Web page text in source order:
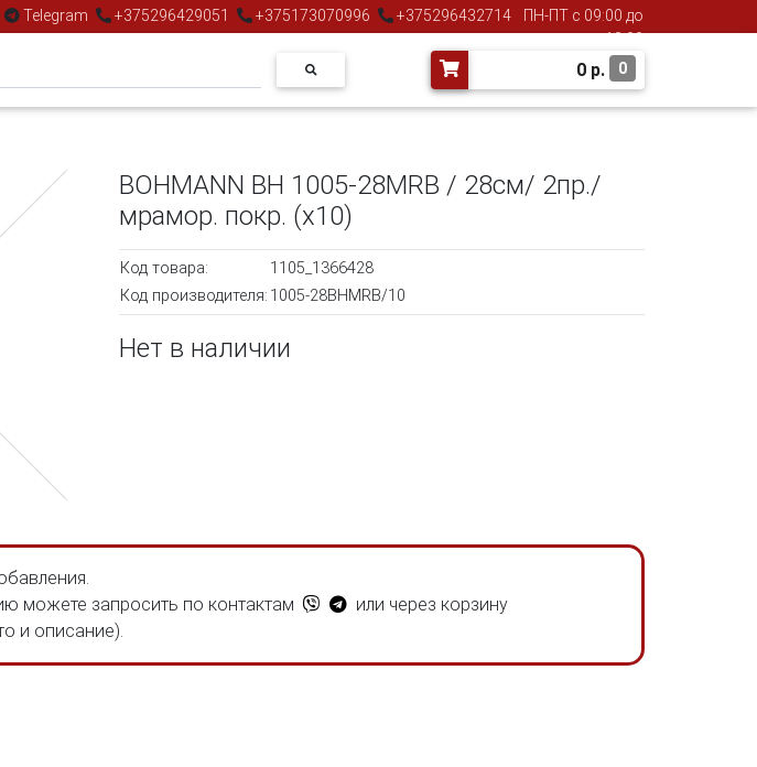
Telegram +375296429051 +375173070996 +375296432714
ПН-ПТ с 09:00 до
18:00
0 р. 0
BOHMANN BH 1005-28MRB / 28см/ 2пр./
мрамор. покр. (х10)
Код товара:
1105_1366428
Код производителя: 1005-28BHMRB/10
Нет в наличии
можете запросить по контактам
или через корзину
и описание).